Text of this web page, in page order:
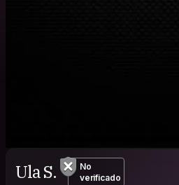
Ula S.
No
verificado